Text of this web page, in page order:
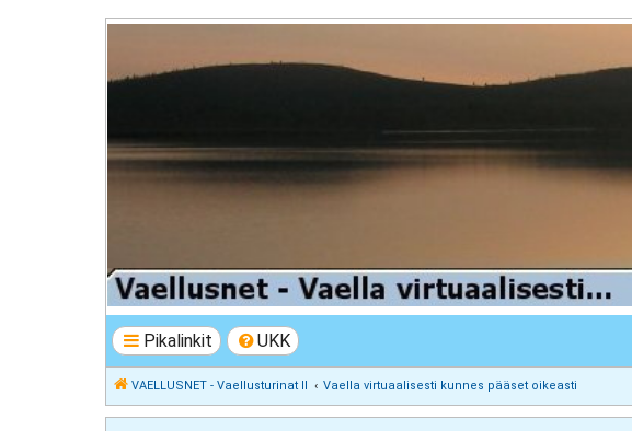
VAELLUSNET - Vaellusturinat II
Keskustelua vaeltamisesta ja Lapista
Pikalinkit UKK
VAELLUSNET - Vaellusturinat II Vaella virtuaalisesti kunnes pääset oikeasti